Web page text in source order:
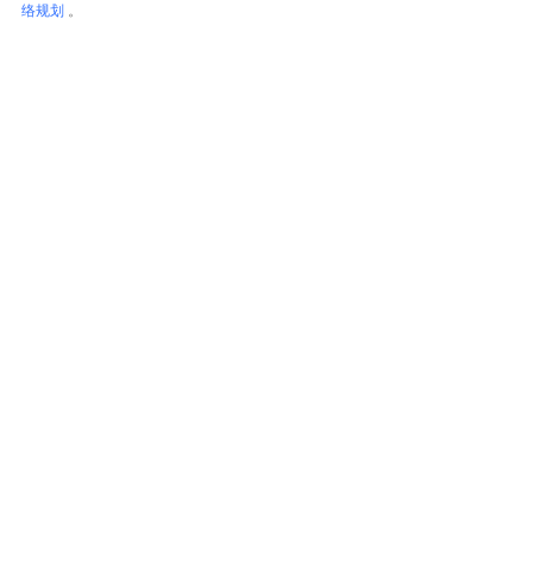
络规划 。